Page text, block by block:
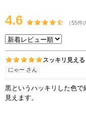
4.6 （55件
スッキリ見える
にゃー さん
黒というハッキリした色で
見えます。